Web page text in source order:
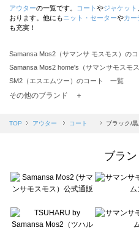
アウターの一覧です。 コート やジャケット
おります。他にも ニット・セーターやカー
も充実！
Samansa Mos2（サマンサ モスモス）の
Samansa Mos2 home's（サマンサモスモ
SM2（エスエムツー）のコート 一覧
TSUHARU by Samansa Mos2（ツハルバ
Samansa Mos2 blue（サマンサモスモス
sō4ū（ソウフォーユー）のコート 一覧
Te chichi（テチチ）のコート 一覧
Te chichi CLASSIC（テチチ クラシック）
Lugnoncure（ルノンキュール）のコート
BETTY'S BLUE（べティーズブルー）の
その他のブランド ＋
TOP アウター コート ブラック/
ブラ